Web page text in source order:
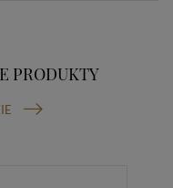
PRODUKTY